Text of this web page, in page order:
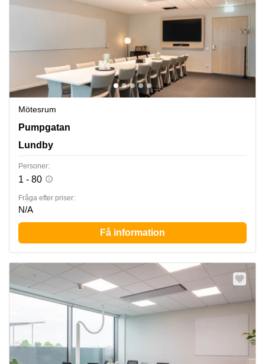
Mötesrum
Pumpgatan 1, Lundby
Pumpgatan
Lundby
Personer:
1 - 80
Fråga efter priser:
N/A
Få information